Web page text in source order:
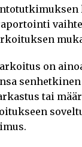
on
tai